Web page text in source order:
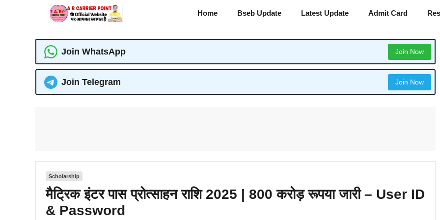
Home Bseb Update Latest Update Admit Card
Join WhatsApp Join Now
Join Telegram Join Now
Scholarship
मैट्रिक इंटर पास प्रोत्साहन राशि 2025 | 800 करोड़ रूपया जारी – User ID
& Password